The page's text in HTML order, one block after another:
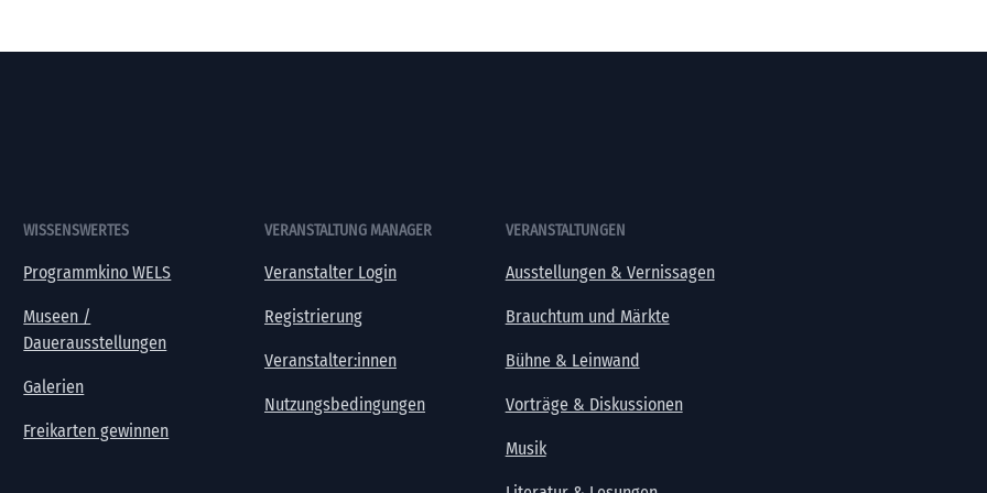
WISSENSWERTES
Programmkino WELS
Museen /
Dauerausstellungen
Galerien
Freikarten gewinnen
VERANSTALTUNG MANAGER
Veranstalter Login
Registrierung
Veranstalter:innen
Nutzungsbedingungen
VERANSTALTUNGEN
Ausstellungen & Vernissagen
Brauchtum und Märkte
Bühne & Leinwand
Vorträge & Diskussionen
Musik